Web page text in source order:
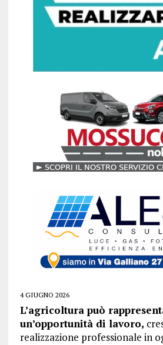
4 GIUGNO 2026
L’agricoltura può
un’opportunità di lavoro,
realizzazione professionale in